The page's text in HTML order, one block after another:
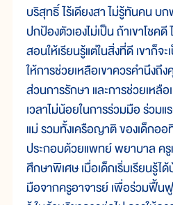
บริสุทธิ์ ไร้เดียงสา ไม่รู้ทันคน บ
ปกป้องตัวเองไม่เป็น ถ้าเขาโชค
สอนให้เรียนรู้แต่ในสิ่งที่ดี เขาก็จ
ให้การช่วยเหลือเขาควรคำนึง
ส่วนการรักษา และการช่วยเหลื
เวลาไม่น้อยในการร่วมมือ ร่วม
แม่ รวมทั้งเครือญาติ ของเด็กอ
ประกอบด้วยแพทย์ พยาบาล ค
ศึกษาพิเศษ เมื่อเด็กเริ่มเรียนรู้ไ
มือจากครูอาจารย์ เพื่อร่วมฟื้น